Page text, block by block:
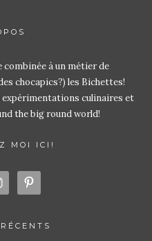
combinée à un métier de
chocapics?) les Bichettes!
culinaires et
the big round world!
MOI ICI!